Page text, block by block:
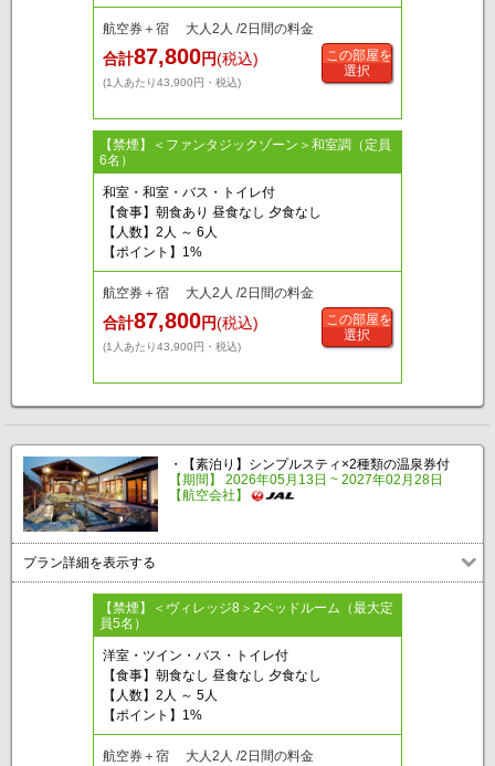
航空券＋宿 大人2人 /2日間の料金
合計87,800円(税込)
(1人あたり43,900円・税込)
この部屋を
選択
【禁煙】＜ファンタジックゾーン＞和室調（定員
6名）
和室・和室・バス・トイレ付
【食事】朝食あり 昼食なし 夕食なし
【人数】2人 ～ 6人
【ポイント】1%
航空券＋宿 大人2人 /2日間の料金
合計87,800円(税込)
(1人あたり43,900円・税込)
この部屋を
選択
・【素泊り】シンプルスティ×2種類の温泉券付
【期間】 2026年05月13日 ~ 2027年02月28日
【航空会社】
プラン詳細を表示する
【禁煙】＜ヴィレッジ8＞2ベッドルーム（最大定
員5名）
洋室・ツイン・バス・トイレ付
【食事】朝食なし 昼食なし 夕食なし
【人数】2人 ～ 5人
【ポイント】1%
航空券＋宿 大人2人 /2日間の料金